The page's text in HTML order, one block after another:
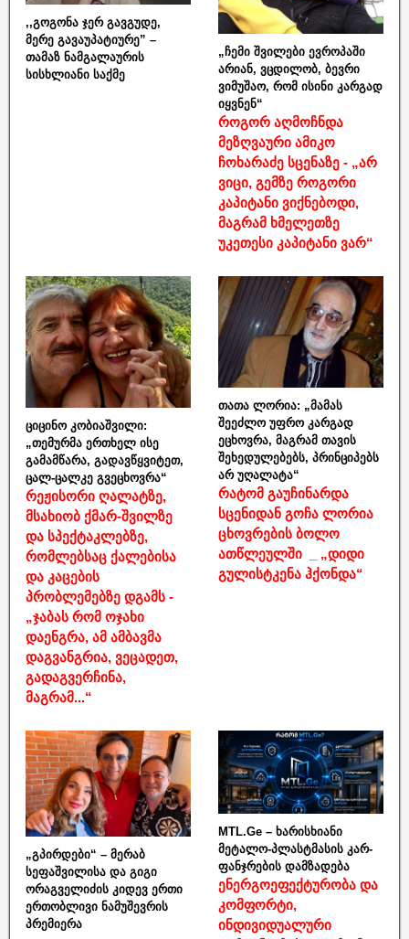
,,გოგონა ჯერ გავგუდე,
მერე გავაუპატიურე” –
თამაზ ნამგალაურის
სისხლიანი საქმე
„ჩემი შვილები ევროპაში
არიან, ვცდილობ, ბევრი
ვიმუშაო, რომ ისინი კარგად
იყვნენ“
როგორ აღმოჩნდა
მეზღვაური ამიკო
ჩოხარაძე სცენაზე - „არ
ვიცი, გემზე როგორი
კაპიტანი ვიქნებოდი,
მაგრამ ხმელეთზე
უკეთესი კაპიტანი ვარ“
ციცინო კობიაშვილი:
„თემურმა ერთხელ ისე
გამამწარა, გადავწყვიტეთ,
ცალ-ცალკე გვეცხოვრა“
რეჟისორი ღალატზე,
მსახიობ ქმარ-შვილზე
და სპექტაკლებზე,
რომლებსაც ქალებისა
და კაცების
პრობლემებზე დგამს -
„ჯაბას რომ ოჯახი
დაენგრა, ამ ამბავმა
დაგვანგრია, ვეცადეთ,
გადაგვერჩინა,
მაგრამ...“
თათა ლორია: „მამას
შეეძლო უფრო კარგად
ეცხოვრა, მაგრამ თავის
შეხედულებებს, პრინციპებს
არ უღალატა“
რატომ გაუჩინარდა
სცენიდან გოჩა ლორია
ცხოვრების ბოლო
ათწლეულში _ „დიდი
გულისტკენა ჰქონდა“
„გპირდები“ – მერაბ
სეფაშვილისა და გიგი
ორაგველიძის კიდევ ერთი
ერთობლივი ნამუშევრის
პრემიერა
MTL.Ge – ხარისხიანი
მეტალო-პლასტმასის კარ-
ფანჯრების დამზადება
ენერგოეფექტურობა და
კომფორტი,
ინდივიდუალური